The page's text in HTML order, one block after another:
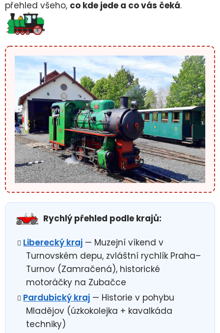
přehled všeho, co kde jede a co vás čeká.
Rychlý přehled podle krajů:
Liberecký kraj — Muzejní víkend v
Turnovském depu, zvláštní rychlík Praha–
Turnov (Zamračená), historické
motoráčky na Zubačce
Pardubický kraj — Historie v pohybu
Mladějov (úzkokolejka + kavalkáda
techniky)